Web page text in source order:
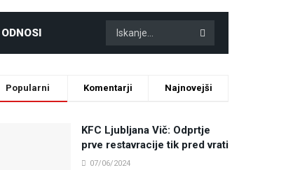
Popularni Komentarji Najnovejši
KFC Ljubljana Vič: Odprtje
prve restavracije tik pred vrati
07/06/2024